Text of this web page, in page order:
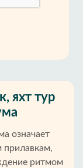
яхт тур
означает
прилавкам,
ритмом